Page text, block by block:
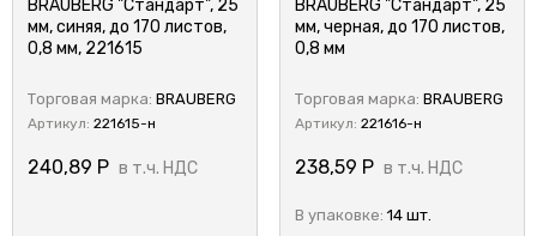
BRAUBERG "Стандарт", 25
мм, синяя, до 170 листов,
0,8 мм, 221615
Торговая марка: BRAUBERG
Артикул: 221615-н
240,89 Р в т.ч. НДС
BRAUBERG "Стандарт", 25
мм, черная, до 170 листов,
0,8 мм
Торговая марка: BRAUBERG
Артикул: 221616-н
238,59 Р в т.ч. НДС
В упаковке: 14 шт.